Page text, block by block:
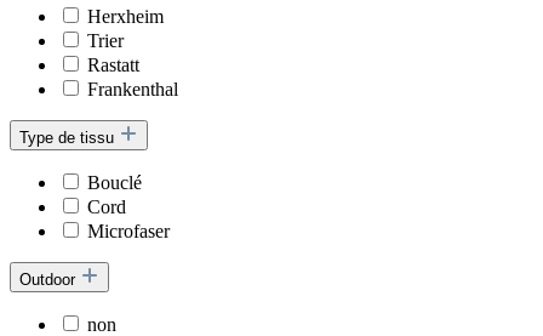
Herxheim
Trier
Rastatt
Frankenthal
Type de tissu
Bouclé
Cord
Microfaser
Outdoor
non